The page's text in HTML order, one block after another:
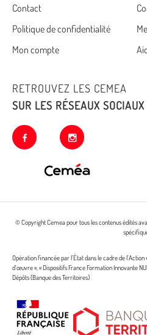
Cemea
footer
Contact
Politique de confidentialité
Mon compte
RETROUVEZ LES CEMEA
SUR LES RÉSEAUX SOCIAUX
facebook instagram
© Copyright Cemea pour tous les contenus édités
Opération financée par l’État dans le cadre de
d’œuvre », « Dispositifs France Formation Innovante
Dépôts (Banque des Territoires)